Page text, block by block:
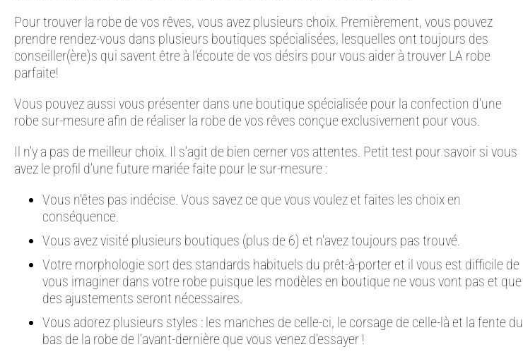
Pour trouver la robe de vos rêves, vous avez plusieurs choix. Premièrement, vous pouvez
prendre rendez-vous dans plusieurs boutiques spécialisées, lesquelles ont toujours des
conseiller(ère)s qui savent être à l’écoute de vos désirs pour vous aider à trouver LA robe
parfaite!
Vous pouvez aussi vous présenter dans une boutique spécialisée pour la confection d’une
robe sur-mesure afin de réaliser la robe de vos rêves conçue exclusivement pour vous.
Il n’y a pas de meilleur choix. Il s’agit de bien cerner vos attentes. Petit test pour savoir si vous
avez le profil d’une future mariée faite pour le sur-mesure :
Vous n’êtes pas indécise. Vous savez ce que vous voulez et faites les choix en
conséquence.
Vous avez visité plusieurs boutiques (plus de 6) et n’avez toujours pas trouvé.
Votre morphologie sort des standards habituels du prêt-à-porter et il vous est difficile de
vous imaginer dans votre robe puisque les modèles en boutique ne vous vont pas et que
des ajustements seront nécessaires.
Vous adorez plusieurs styles : les manches de celle-ci, le corsage de celle-là et la fente du
bas de la robe de l’avant-dernière que vous venez d’essayer !